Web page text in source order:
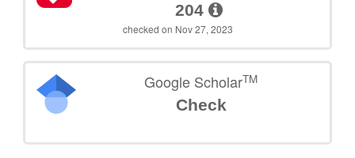
204
checked on Nov 27, 2023
Google ScholarTM
Check